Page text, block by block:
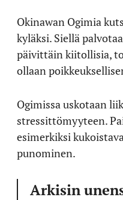
Okinawan Ogimia
kyläksi. Siellä
päivittäin kiitollisia,
ollaan
Ogimissa uskotaan
stressittömyyteen.
esimerkiksi
punominen.
Arkisin